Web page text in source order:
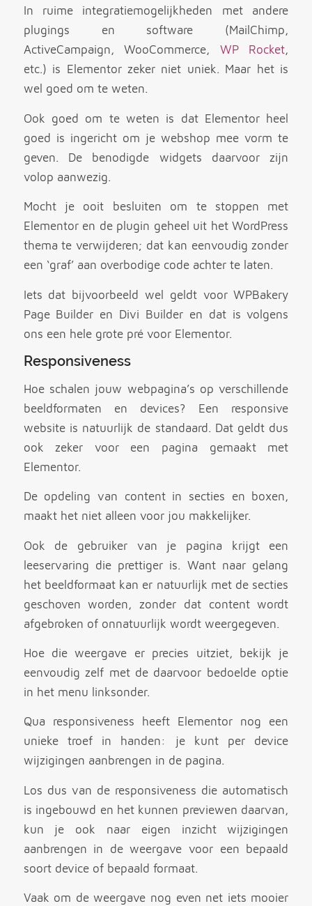
In ruime integratiemogelijkheden met andere
plugings en software (MailChimp,
ActiveCampaign, WooCommerce, WP Rocket,
etc.) is Elementor zeker niet uniek. Maar het is
wel goed om te weten.
Ook goed om te weten is dat Elementor heel
goed is ingericht om je webshop mee vorm te
geven. De benodigde widgets daarvoor zijn
volop aanwezig.
Mocht je ooit besluiten om te stoppen met
Elementor en de plugin geheel uit het WordPress
thema te verwijderen; dat kan eenvoudig zonder
een ‘graf’ aan overbodige code achter te laten.
Iets dat bijvoorbeeld wel geldt voor WPBakery
Page Builder en Divi Builder en dat is volgens
ons een hele grote pré voor Elementor.
Responsiveness
Hoe schalen jouw webpagina’s op verschillende
beeldformaten en devices? Een responsive
website is natuurlijk de standaard. Dat geldt dus
ook zeker voor een pagina gemaakt met
Elementor.
De opdeling van content in secties en boxen,
maakt het niet alleen voor jou makkelijker.
Ook de gebruiker van je pagina krijgt een
leeservaring die prettiger is. Want naar gelang
het beeldformaat kan er natuurlijk met de secties
geschoven worden, zonder dat content wordt
afgebroken of onnatuurlijk wordt weergegeven.
Hoe die weergave er precies uitziet, bekijk je
eenvoudig zelf met de daarvoor bedoelde optie
in het menu linksonder.
Qua responsiveness heeft Elementor nog een
unieke troef in handen: je kunt per device
wijzigingen aanbrengen in de pagina.
Los dus van de responsiveness die automatisch
is ingebouwd en het kunnen previewen daarvan,
kun je ook naar eigen inzicht wijzigingen
aanbrengen in de weergave voor een bepaald
soort device of bepaald formaat.
Vaak om de weergave nog even net iets mooier